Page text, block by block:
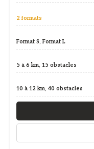
2 formats
Format S, Format L
5 à 6 km, 15 obstacles
10 à 12 km, 40 obstacles